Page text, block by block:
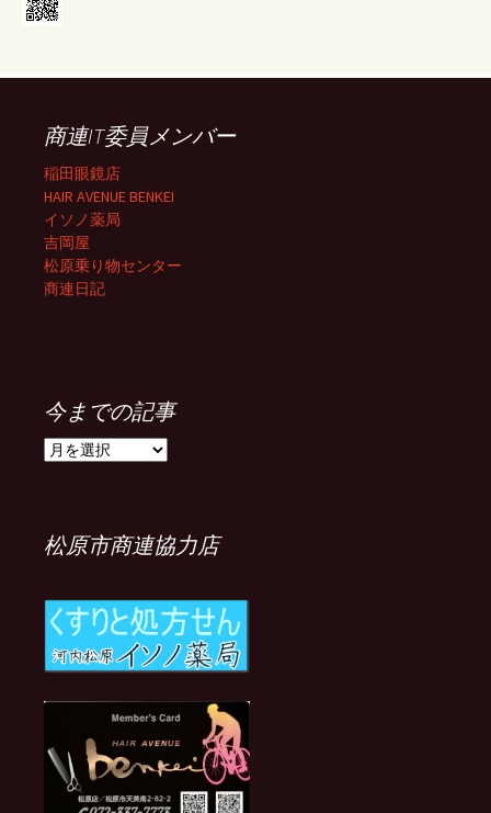
商連IT委員メンバー
稲田眼鏡店
HAIR AVENUE BENKEI
イソノ薬局
吉岡屋
松原乗り物センター
商連日記
今までの記事
今
記
事
松原市商連協力店